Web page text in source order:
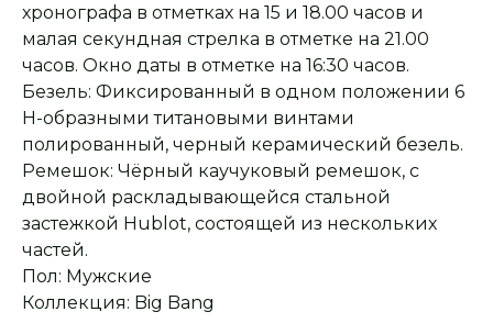
хронографа в отметках на 15 и 18.00 часов и
малая секундная стрелка в отметке на 21.00
часов. Окно даты в отметке на 16:30 часов.
Безель: Фиксированный в одном положении 6
Н-образными титановыми винтами
полированный, черный керамический безель.
Ремешок: Чёрный каучуковый ремешок, с
двойной раскладывающейся стальной
застежкой Hublot, состоящей из нескольких
частей.
Пол: Мужские
Коллекция: Big Bang
Оплата при получении
Заказ опласивается
осмотра товара
консультация
Ответим на все вопросы
и поможем с выбором
Сервисное
обслуживание
На все товары
гарантийные
Превосходное исполнение